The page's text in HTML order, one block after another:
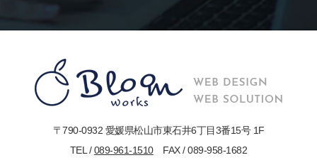
〒790-0932 愛媛県松山市東石井6丁目3番15号 1F
TEL /089-961-1510FAX / 089-958-1682